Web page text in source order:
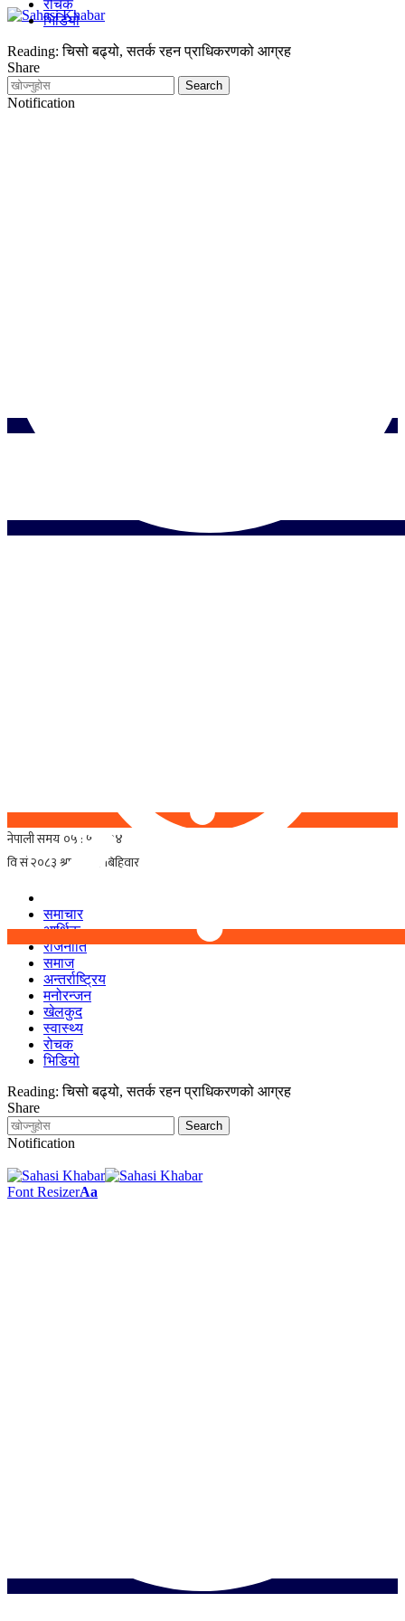
समाचार
आर्थिक
राजनीति
समाज
अन्तर्राष्ट्रिय
मनोरन्जन
खेलकुद
स्वास्थ्य
रोचक
भिडियो
Reading: चिसो बढ्यो, सतर्क रहन प्राधिकरणको आग्रह
Share
Notification
रोचक
भिडियो
Reading: चिसो बढ्यो, सतर्क रहन प्राधिकरणको आग्रह
Share
Notification
Font ResizerAa